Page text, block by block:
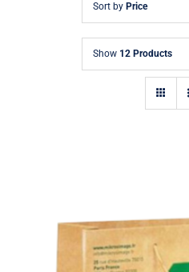
Sort by Price
Show 12 Products